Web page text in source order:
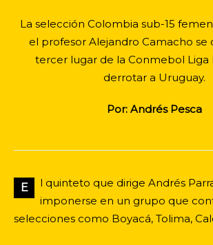
La selección Colombia sub-15
el profesor Alejandro Camacho se
tercer lugar de la Conmebol Liga
derrotar a Uruguay.
Por: Andrés Pesca
E
l quinteto que dirige Andrés
imponerse en un grupo que
selecciones como Boyacá, Tolima,